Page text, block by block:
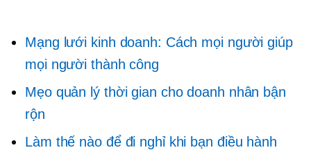
Mạng lưới kinh doanh: Cách mọi người giúp
mọi người thành công
Mẹo quản lý thời gian cho doanh nhân bận
rộn
Làm thế nào để đi nghỉ khi bạn điều hành